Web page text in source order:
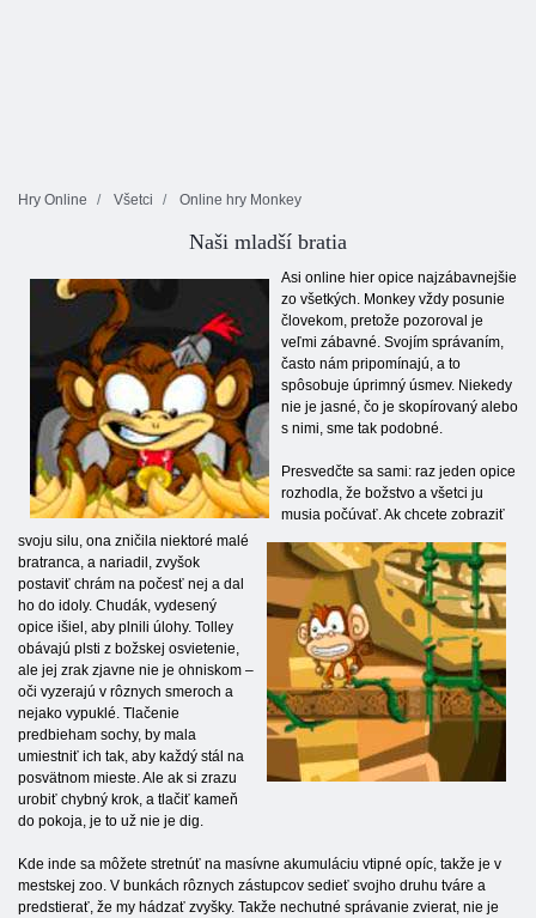
Hry Online Všetci Online hry Monkey
Naši mladší bratia
Asi online hier opice najzábavnejšie
zo všetkých. Monkey vždy posunie
človekom, pretože pozoroval je
veľmi zábavné. Svojím správaním,
často nám pripomínajú, a to
spôsobuje úprimný úsmev. Niekedy
nie je jasné, čo je skopírovaný alebo
s nimi, sme tak podobné.
Presvedčte sa sami: raz jeden opice
rozhodla, že božstvo a všetci ju
musia počúvať. Ak chcete zobraziť
svoju silu, ona zničila niektoré malé
bratranca, a nariadil, zvyšok
postaviť chrám na počesť nej a dal
ho do idoly. Chudák, vydesený
opice išiel, aby plnili úlohy. Tolley
obávajú plsti z božskej osvietenie,
ale jej zrak zjavne nie je ohniskom –
oči vyzerajú v rôznych smeroch a
nejako vypuklé. Tlačenie
predbieham sochy, by mala
umiestniť ich tak, aby každý stál na
posvätnom mieste. Ale ak si zrazu
urobiť chybný krok, a tlačiť kameň
do pokoja, je to už nie je dig.
Kde inde sa môžete stretnúť na masívne akumuláciu vtipné opíc, takže je v
mestskej zoo. V bunkách rôznych zástupcov sedieť svojho druhu tváre a
predstierať, že my hádzať zvyšky. Takže nechutné správanie zvierat, nie je